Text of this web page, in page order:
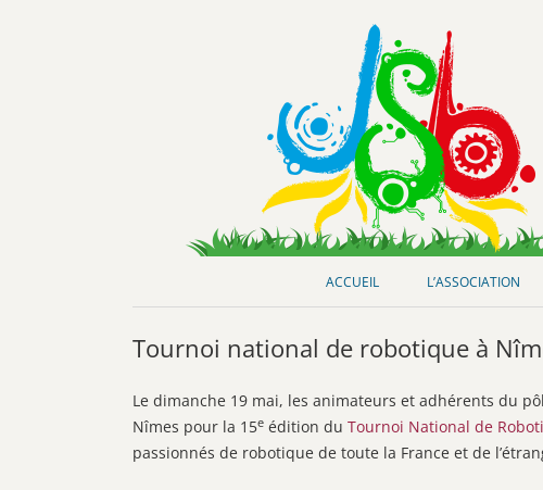
Jeunes-Science Bordeaux
ACCUEIL L’ASSOCIATION
Tournoi national de robotique à
Le dimanche 19 mai, les animateurs et adhérents du
Nîmes pour la 15e édition du Tournoi National de
passionnés de robotique de toute la France et de